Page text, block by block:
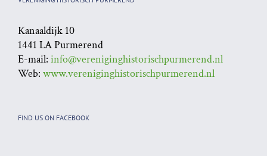
Kanaaldijk 10
1441 LA Purmerend
E-mail: info@vereniginghistorischpurmerend.nl
Web: www.vereniginghistorischpurmerend.nl
FIND US ON FACEBOOK